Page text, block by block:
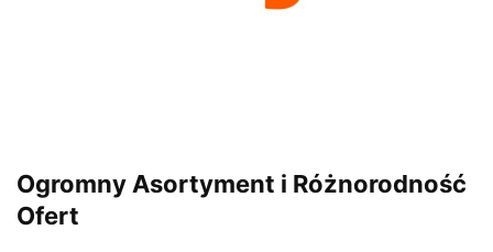
Ogromny Asortyment i Różnorodność
Ofert